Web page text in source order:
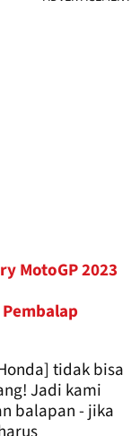
MotoGP 2023
tidak bisa
Jadi kami
balapan - jika